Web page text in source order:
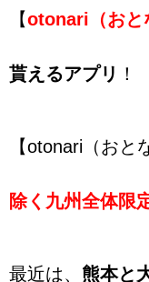
【otonari（おと
貰えるアプリ ！
【otonari（おと
除く九州全体限
最近は、 熊本と